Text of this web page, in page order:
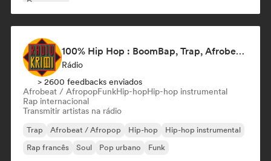
Dance pop
100% Hip Hop : BoomBap, Trap, Afrobeats !
Rádio
> 2600 feedbacks enviados
Afrobeat / AfropopFunkHip-hopHip-hop instrumental
Rap internacional
Transmitir artistas na rádio
Trap Afrobeat / Afropop Hip-hop
Hip-hop instrumental
Rap francês
Soul Pop urbano Funk